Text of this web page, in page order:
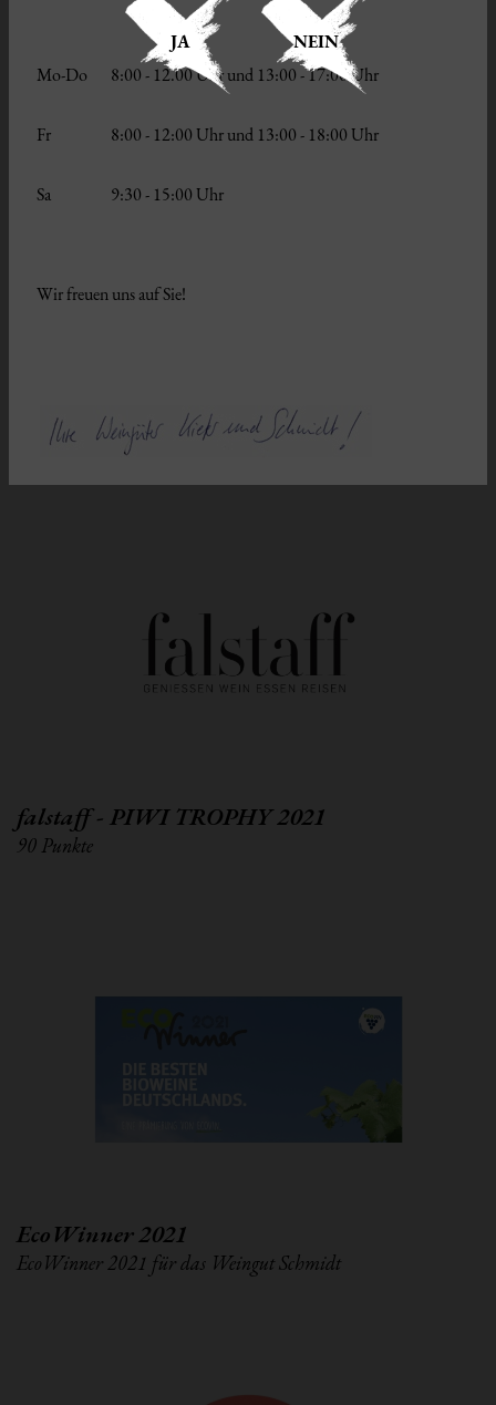
Auszeichnung für besondere Qualität
falstaff - PIWI TROPHY 2021
90 Punkte
EcoWinner 2021
EcoWinner 2021 für das Weingut Schmidt
JA
NEIN
Mo-Do
8:00 - 12.00 Uhr und 13:00 - 17:00 Uhr
Fr 8:00 - 12:00 Uhr und 13:00 - 18:00 Uhr
Sa 9:30 - 15:00 Uhr
Wir freuen uns auf Sie!